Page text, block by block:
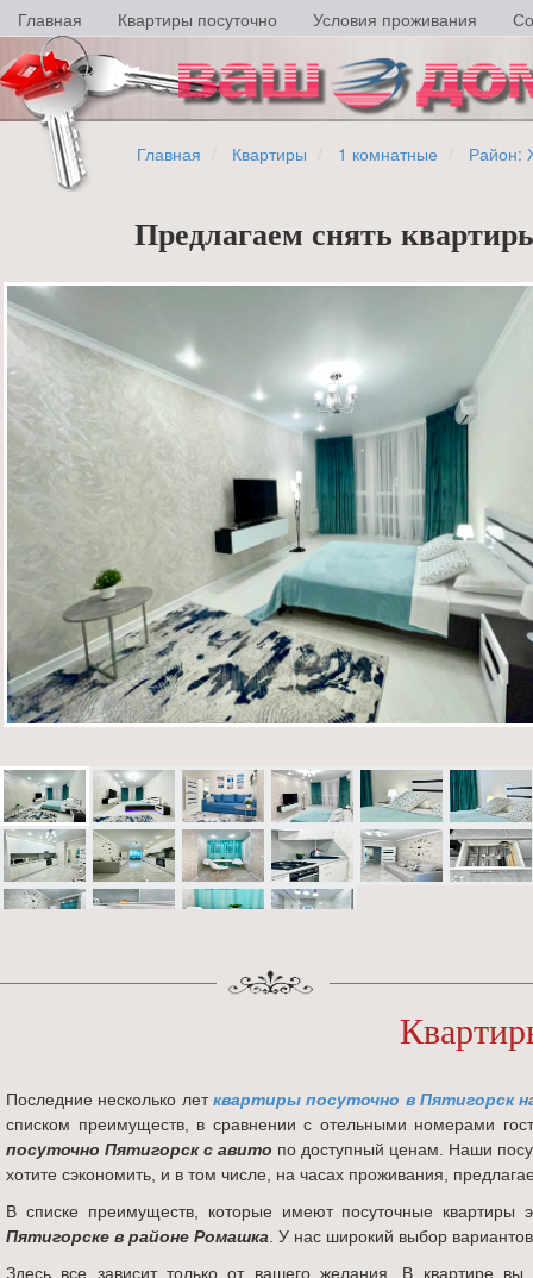
Главная Квартиры посуточно Условия проживания
Главная Квартиры 1 комнатные Район:
Предлагаем снять
Последние несколько летквартиры посуточно в Пятигорск
списком преимуществ, в сравнении с отельными номерами
посуточно Пятигорск с авито по доступный ценам. Наши
хотите сэкономить, и в том числе, на часах проживания,
В списке преимуществ, которые имеют посуточные
Пятигорске в районе Ромашка . У нас широкий выбор
Здесь все зависит только от вашего желания. В квартире